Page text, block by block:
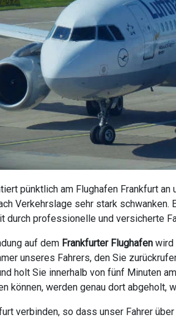
pünktlich am Flughafen Frankfurt an
Verkehrslage sehr stark schwanken.
durch professionelle und versicherte
auf dem Frankfurter Flughafen wird
unseres Fahrers, den Sie
holt Sie innerhalb von fünf Minuten
können, werden genau dort abgeholt,
verbinden, so dass unser Fahrer